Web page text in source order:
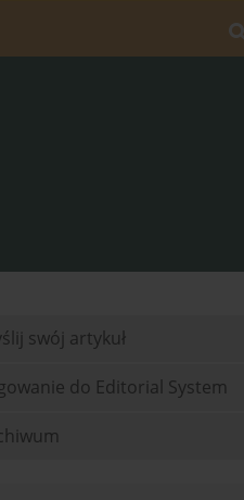
swój artykuł
do Editorial System